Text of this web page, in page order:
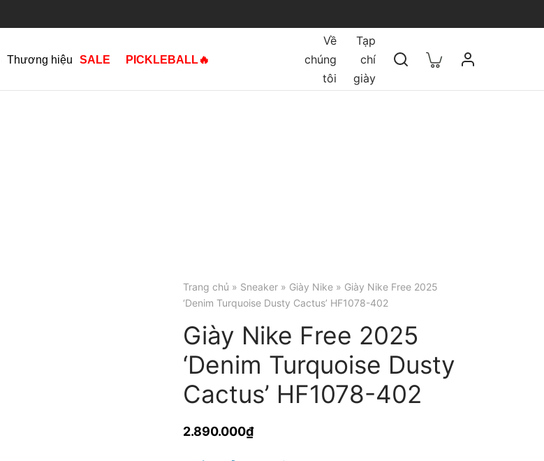
Thương hiệu SALE PICKLEBALL🔥
Về
chúng
tôi
Tạp
chí
giày
Trang chủ » Sneaker » Giày Nike » Giày Nike Free 2025
‘Denim Turquoise Dusty Cactus’ HF1078-402
Giày Nike Free 2025
‘Denim Turquoise Dusty
Cactus’ HF1078-402
2.890.000₫